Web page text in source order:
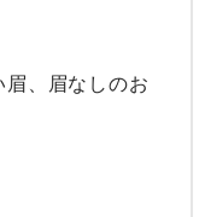
眉、眉なしのお